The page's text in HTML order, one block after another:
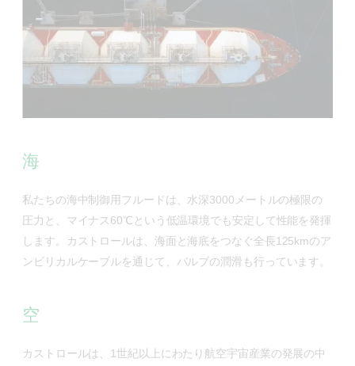
海
私たちの海中制御用フルードは、水深3000メートルの極限の
圧力と、マイナス60℃という低温環境でも安定して性能を発揮
します。カストロールは、海面と海底をつなぐ全長125kmのア
ンビリカルケーブルを通じて、バルブの潤滑も行っています。
空
カストロールは、1世紀以上にわたり航空宇宙産業の発展の中